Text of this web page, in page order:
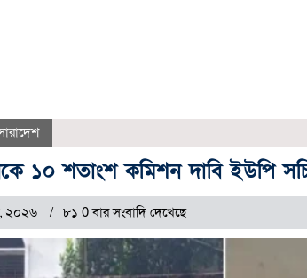
১০ শতাংশ কমিশন দাবি ইউপি
২০২৬ ৮১ 0 বার সংবাদি দেখেছে